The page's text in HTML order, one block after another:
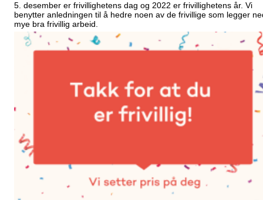
5. desember er frivillighetens dag og 2022 er frivillighetens år. Vi
benytter anledningen til å hedre noen av de frivillige som legger
mye bra frivillig arbeid.